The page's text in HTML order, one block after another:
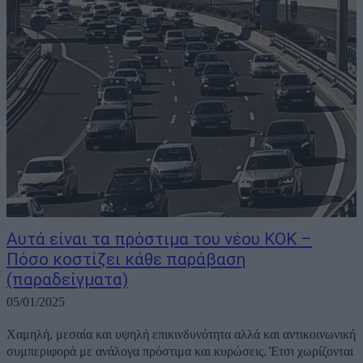
Aυτά είναι τα πρόστιμα του νέου ΚΟΚ –
Πόσο κοστίζει κάθε παράβαση
(παραδείγματα)
05/01/2025
Χαμηλή, μεσαία και υψηλή επικινδυνότητα αλλά και αντικοινωνική
συμπεριφορά με ανάλογα πρόστιμα και κυρώσεις. Έτσι χωρίζονται